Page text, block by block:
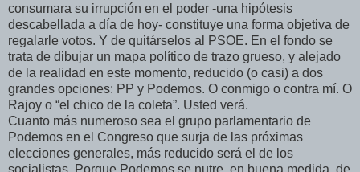
consumara su irrupción en el poder -una hipótesis
descabellada a día de hoy- constituye una forma objetiva de
regalarle votos. Y de quitárselos al PSOE. En el fondo se
trata de dibujar un mapa político de trazo grueso, y alejado
de la realidad en este momento, reducido (o casi) a dos
grandes opciones: PP y Podemos. O conmigo o contra mí. O
Rajoy o “el chico de la coleta”. Usted verá.
Cuanto más numeroso sea el grupo parlamentario de
Podemos en el Congreso que surja de las próximas
elecciones generales, más reducido será el de los
socialistas. Porque Podemos se nutre, en buena medida, de